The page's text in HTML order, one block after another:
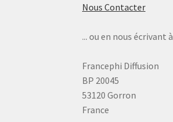
Nous Contacter
... ou en nous écrivant
Francephi Diffusion
BP 20045
53120 Gorron
France